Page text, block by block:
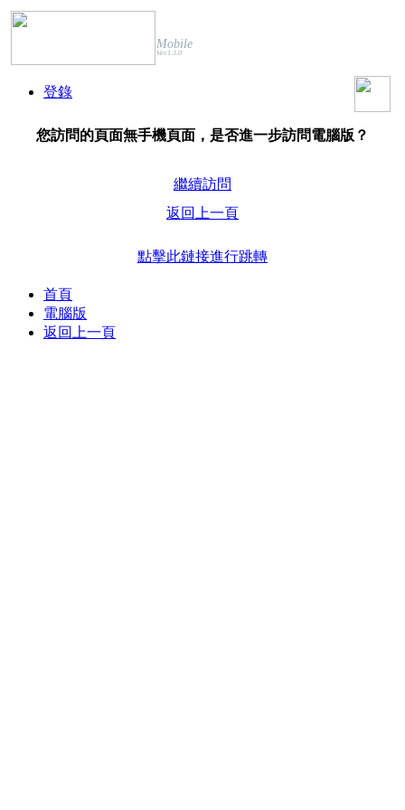
Mobile
Ver.1.3.0
登錄
您訪問的頁面無手機頁面，是否進一步訪問電腦版？
繼續訪問
返回上一頁
點擊此鏈接進行跳轉
首頁
電腦版
返回上一頁